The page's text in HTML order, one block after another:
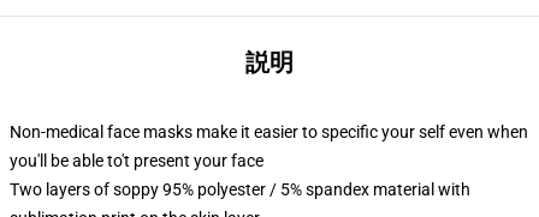
説明
Non-medical face masks make it easier to specific your self even when
you'll be able to't present your face
Two layers of soppy 95% polyester / 5% spandex material with